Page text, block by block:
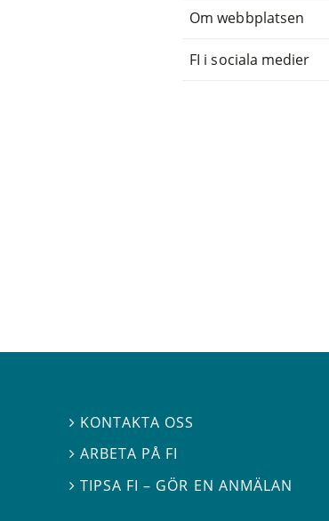
Om webbplatsen
FI i sociala medier
 KONTAKTA OSS
ARBETA PÅ FI
TIPSA FI – GÖR EN ANMÄLAN